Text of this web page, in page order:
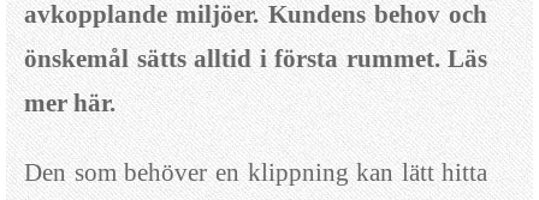
avkopplande miljöer. Kundens behov och
önskemål sätts alltid i första rummet. Läs
mer här.
Den som behöver en klippning kan lätt hitta